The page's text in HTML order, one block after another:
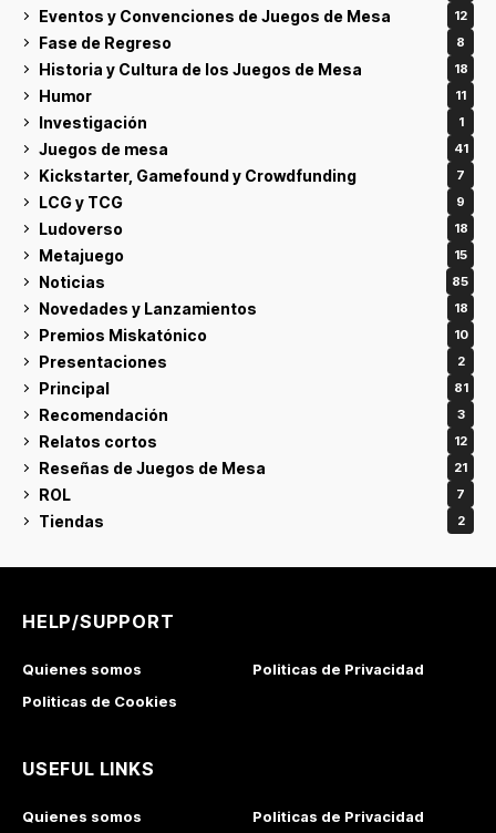
Eventos y Convenciones de Juegos de Mesa 12
Fase de Regreso 8
Historia y Cultura de los Juegos de Mesa 18
Humor 11
Investigación 1
Juegos de mesa 41
Kickstarter, Gamefound y Crowdfunding 7
LCG y TCG 9
Ludoverso 18
Metajuego 15
Noticias 85
Novedades y Lanzamientos 18
Premios Miskatónico 10
Presentaciones 2
Principal 81
Recomendación 3
Relatos cortos 12
Reseñas de Juegos de Mesa 21
ROL 7
Tiendas 2
HELP/SUPPORT
Quienes somos
Politicas de Privacidad
Politicas de Cookies
USEFUL LINKS
Quienes somos Politicas de Privacidad